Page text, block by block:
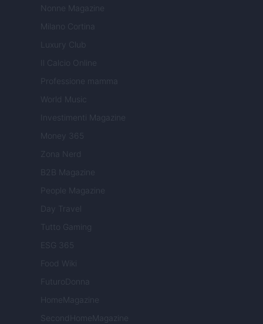
Nonne Magazine
Milano Cortina
Luxury Club
Il Calcio Online
Professione mamma
World Music
Investimenti Magazine
Money 365
Zona Nerd
B2B Magazine
People Magazine
Day Travel
Tutto Gaming
ESG 365
Food Wiki
FuturoDonna
HomeMagazine
SecondHomeMagazine